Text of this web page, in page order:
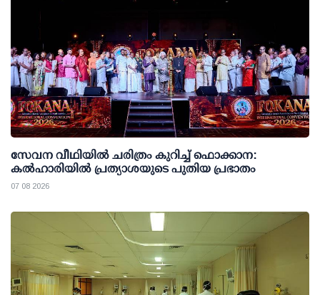
സേവന വീഥിയില്‍ ചരിത്രം കുറിച്ച് ഫൊക്കാന:
കല്‍ഹാരിയില്‍ പ്രത്യാശയുടെ പുതിയ പ്രഭാതം
07 08 2026